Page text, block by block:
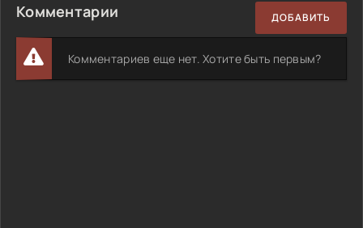
Комментарии ДОБАВИТЬ
Комментариев еще нет. Хотите быть первым?